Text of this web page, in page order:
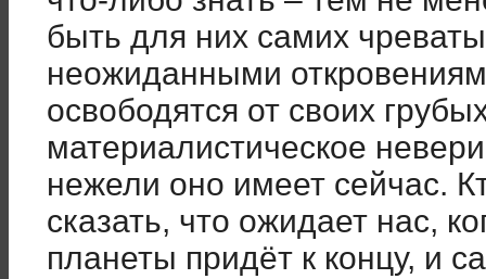
быть для них самих
неожиданными
освободятся от своих
материалистическое
нежели оно имеет сейчас.
сказать, что ожидает нас,
планеты придёт к концу, и